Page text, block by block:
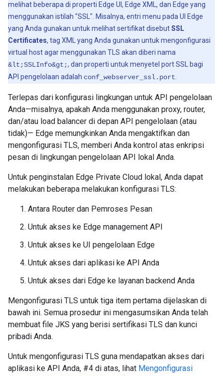
melihat beberapa di properti Edge UI, Edge XML, dan Edge yang
menggunakan istilah "SSL". Misalnya, entri menu pada UI Edge
yang Anda gunakan untuk melihat sertifikat disebutSSL
Certificates, tag XML yang Anda gunakan untuk mengonfigurasi
virtual host agar menggunakan TLS akan diberi nama
&lt;SSLInfo&gt;, dan properti untuk menyetel port SSL bagi
API pengelolaan adalah conf_webserver_ssl.port
Terlepas dari konfigurasi lingkungan untuk API pengelolaan
Anda—misalnya, apakah Anda menggunakan proxy, router,
dan/atau load balancer di depan API pengelolaan (atau
tidak)— Edge memungkinkan Anda mengaktifkan dan
mengonfigurasi TLS, memberi Anda kontrol atas enkripsi
pesan di lingkungan pengelolaan API lokal Anda.
Untuk penginstalan Edge Private Cloud lokal, Anda dapat
melakukan beberapa melakukan konfigurasi TLS:
Antara Router dan Pemroses Pesan
Untuk akses ke Edge management API
Untuk akses ke UI pengelolaan Edge
Untuk akses dari aplikasi ke API Anda
Untuk akses dari Edge ke layanan backend Anda
Mengonfigurasi TLS untuk tiga item pertama dijelaskan di
bawah ini. Semua prosedur ini mengasumsikan Anda telah
membuat file JKS yang berisi sertifikasi TLS dan kunci
pribadi Anda.
Untuk mengonfigurasi TLS guna mendapatkan akses dari
aplikasi ke API Anda, #4 di atas, lihat Mengonfigurasi